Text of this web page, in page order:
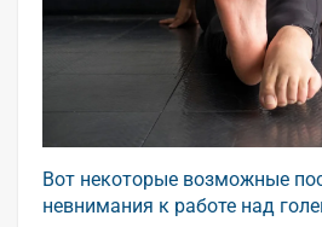
Вот некоторые возможные
невнимания к работе над